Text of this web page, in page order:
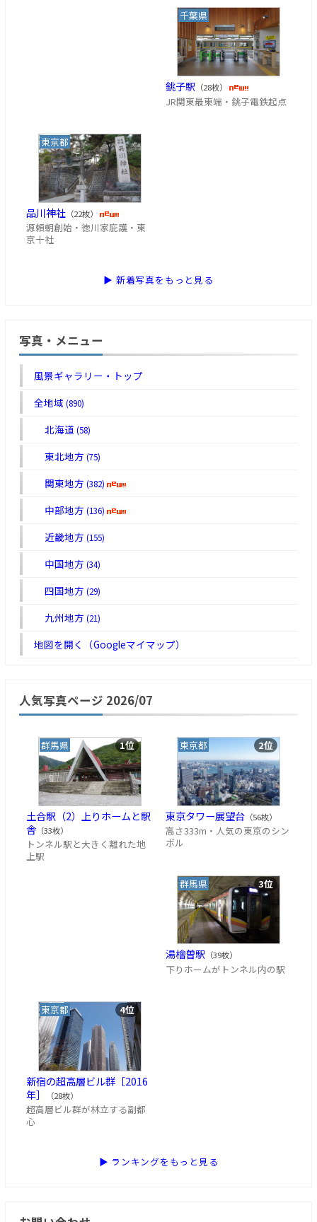
千葉県
銚子駅 （28枚）
JR関東最東端・銚子電鉄起点
東京都
品川神社 （22枚）
源頼朝創始・徳川家庇護・東
京十社
▶ 新着写真をもっと見る
写真・メニュー
風景ギャラリー・トップ
全地域 (890)
北海道 (58)
東北地方 (75)
関東地方 (382)
中部地方 (136)
近畿地方 (155)
中国地方 (34)
四国地方 (29)
九州地方 (21)
地図を開く（Googleマイマップ）
人気写真ページ 2026/07
群馬県 1位
土合駅（2）上りホームと駅
舎 （33枚）
トンネル駅と大きく離れた地
上駅
東京都 2位
東京タワー展望台（56枚）
高さ333m・人気の東京のシン
ボル
群馬県 3位
湯檜曽駅 （39枚）
下りホームがトンネル内の駅
東京都 4位
新宿の超高層ビル群［2016
年］
（28枚）
超高層ビル群が林立する副都
心
▶ ランキングをもっと見る